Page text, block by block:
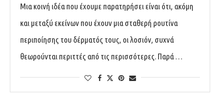
Μια κοινή ιδέα που έχουμε παρατηρήσει είναι ότι, ακόμη
και μεταξύ εκείνων που έχουν μια σταθερή ρουτίνα
περιποίησης του δέρματός τους, οι λοσιόν, συχνά
θεωρούνται περιττές από τις περισσότερες. Παρά …